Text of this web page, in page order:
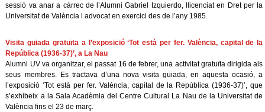
sessió va anar a càrrec de l’Alumni Gabriel Izquierdo, llicenciat en Dret per la
Universitat de València i advocat en exercici des de l’any 1985.
Visita guiada gratuïta a l’exposició ‘Tot està per fer. València, capital de la
República (1936-37)’, a La Nau
Alumni UV va organitzar, el passat 16 de febrer, una activitat gratuïta dirigida als
seus membres. Es tractava d’una nova visita guiada, en aquesta ocasió, a
l’exposició ‘Tot està per fer. València, capital de la República (1936-37)’, que
s’exhibeix a la Sala Acadèmia del Centre Cultural La Nau de la Universitat de
València fins el 23 de març.